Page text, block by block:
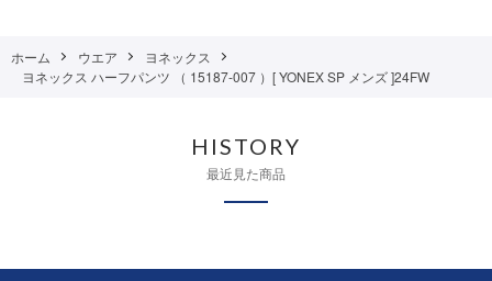
ホーム ウエア
ヨネックス
ヨネックス ハーフパンツ （ 15187-007 ）[ YONEX SP メンズ ]24FW
HISTORY
最近見た商品